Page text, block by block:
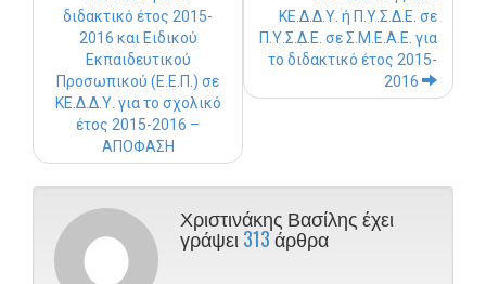
διδακτικό έτος 2015-
2016 και Ειδικού
Εκπαιδευτικού
Προσωπικού (Ε.Ε.Π.) σε
ΚΕ.Δ.Δ.Υ. για το σχολικό
έτος 2015-2016 –
ΑΠΟΦΑΣΗ
ΚΕ.Δ.Δ.Υ. ή Π.Υ.Σ.Δ.Ε. σε
Π.Υ.Σ.Δ.Ε. σε Σ.Μ.Ε.Α.Ε. για
το διδακτικό έτος 2015-
2016
Χριστινάκης Βασίλης έχει
γράψει 313άρθρα